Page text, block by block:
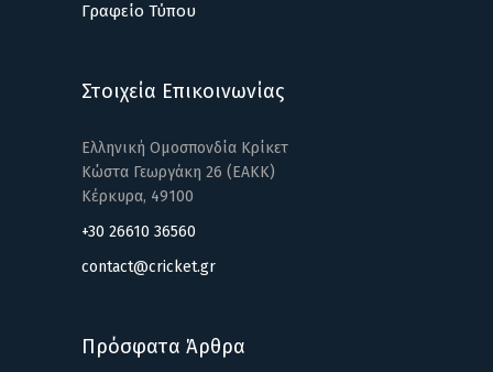
Γραφείο Τύπου
Στοιχεία Επικοινωνίας
Ελληνική Ομοσπονδία Κρίκετ
Κώστα Γεωργάκη 26 (ΕΑΚΚ)
Κέρκυρα, 49100
+30 26610 36560
contact@cricket.gr
Πρόσφατα Άρθρα